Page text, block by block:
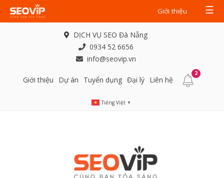
Giới thiệu ☰
DỊCH VỤ SEO Đà Nẵng
0934 52 6656
info@seovip.vn
Giới thiệu Dự án Tuyển dụng Đại lý Liên hệ
2
Tiếng Việt ▼